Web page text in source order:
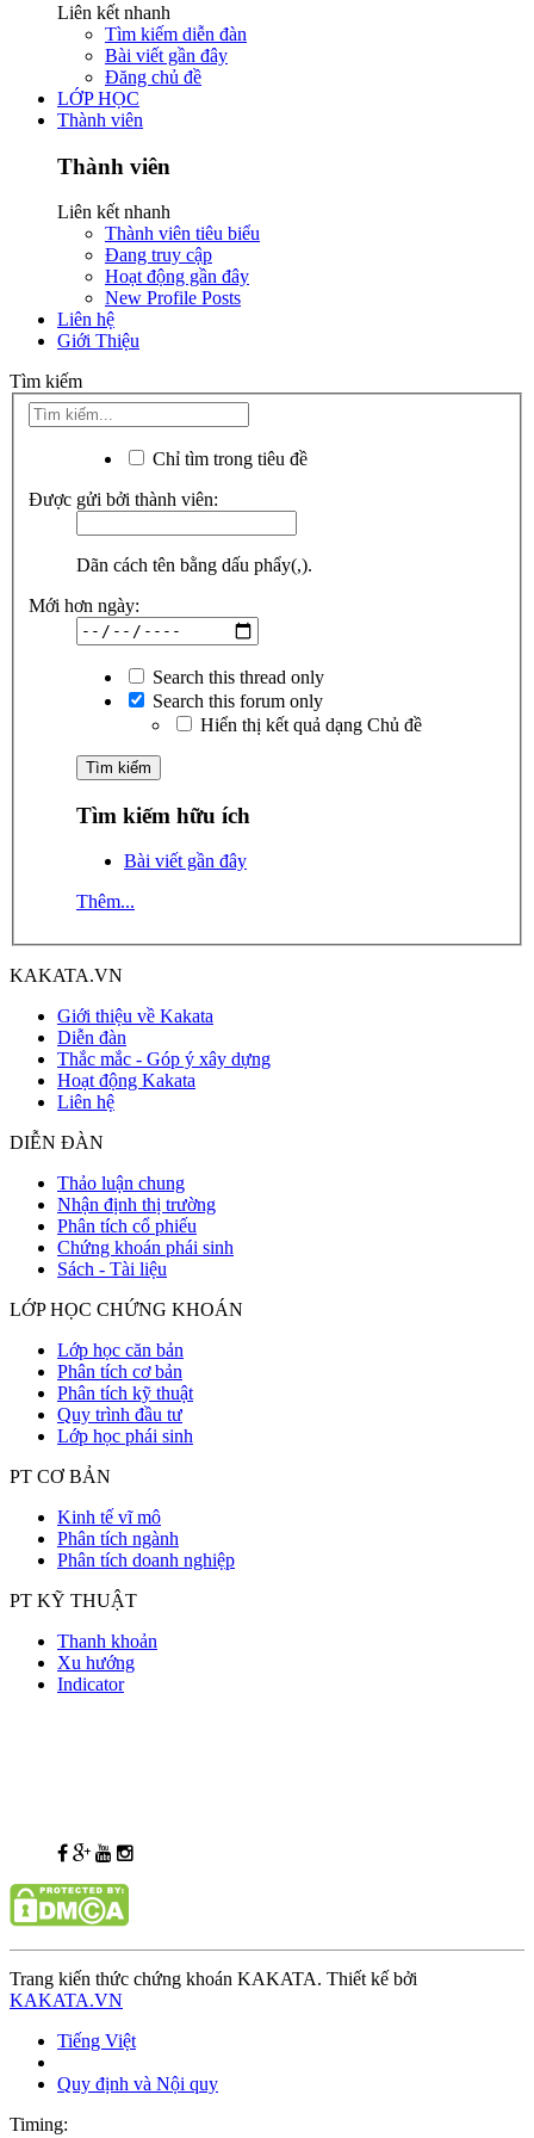
Liên kết nhanh
Tìm kiếm diễn đàn
Bài viết gần đây
Đăng chủ đề
LỚP HỌC
Thành viên
Thành viên
Liên kết nhanh
Thành viên tiêu biểu
Đang truy cập
Hoạt động gần đây
New Profile Posts
Liên hệ
Giới Thiệu
Tìm kiếm
Chỉ tìm trong tiêu đề
Được gửi bởi thành viên:
Dãn cách tên bằng dấu phẩy(,).
Mới hơn ngày:
Search this thread only
Search this forum only
Hiển thị kết quả dạng Chủ đề
Tìm kiếm hữu ích
Bài viết gần đây
Thêm...
KAKATA.VN
Giới thiệu về Kakata
Diễn đàn
Thắc mắc - Góp ý xây dựng
Hoạt động Kakata
Liên hệ
DIỄN ĐÀN
Thảo luận chung
Nhận định thị trường
Phân tích cổ phiếu
Chứng khoán phái sinh
Sách - Tài liệu
LỚP HỌC CHỨNG KHOÁN
Lớp học căn bản
Phân tích cơ bản
Phân tích kỹ thuật
Quy trình đầu tư
Lớp học phái sinh
PT CƠ BẢN
Kinh tế vĩ mô
Phân tích ngành
Phân tích doanh nghiệp
PT KỸ THUẬT
Thanh khoản
Xu hướng
Indicator
Trang kiến thức chứng khoán KAKATA. Thiết kế bởi
KAKATA.VN
Tiếng Việt
Quy định và Nội quy
Timing: